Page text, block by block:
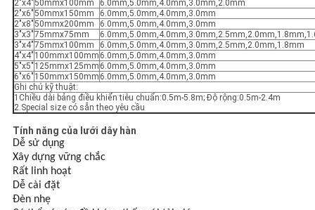
2"x4"50mmx100mm
6.0mm,5.0mm,4.0mm,3.0mm,2.0mm
2"x6"50mmx150mm
6.0mm,5.0mm,4.0mm,3.0mm
2"x8"50mmx200mm
6.0mm,5.0mm,4.0mm,3.0mm
3"x3"75mmx75mm
3"x4"75mmx100mm
6.0mm,5.0mm,4.0mm,3.0mm,2.5mm,2.0mm,1.8mm
4"x4" 100mmx100mm 6.0mm,5.0mm,4.0mm,3.0mm
5"x5" 125mmx125mm 6.0mm,5.0mm,4.0mm,3.0mm
6"x6" 150mmx150mm 6.0mm,5.0mm,4.0mm,3.0mm
Ghi chú kỹ thuật:
1Chiều dài bảng điều khiển tiêu chuẩn:0.5m-5.8m; Độ rộng:0.5m-2.4m
2.Special size có sẵn theo yêu cầu
Tính năng của lưới dây hàn
Dễ sử dụng
Xây dựng vững chắc
Rất linh hoạt
Dễ cài đặt
Đèn nhẹ